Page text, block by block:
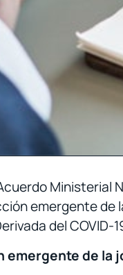
Ministerial
emergente de
del
emergente de la